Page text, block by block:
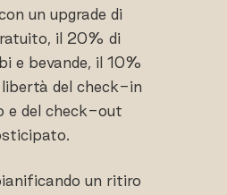
un upgrade di
il 20% di
e bevande, il 10%
del check-in
e del check-out
un ritiro